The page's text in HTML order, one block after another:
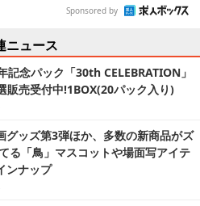
Sponsored by
ニュース
記念パック「30th CELEBRATION」
販売受付中!1BOX(20パック入り)
グッズ第3弾ほか、多数の新商品がズ
る「鳥」マスコットや場面写アイテ
ンナップ